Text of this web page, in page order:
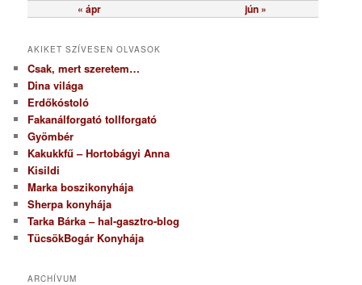
« ápr jún »
AKIKET SZÍVESEN OLVASOK
Csak, mert szeretem…
Dina világa
Erdőkóstoló
Fakanálforgató tollforgató
Gyömbér
Kakukkfű – Hortobágyi Anna
Kisildi
Marka boszikonyhája
Sherpa konyhája
Tarka Bárka – hal-gasztro-blog
TücsökBogár Konyhája
ARCHÍVUM